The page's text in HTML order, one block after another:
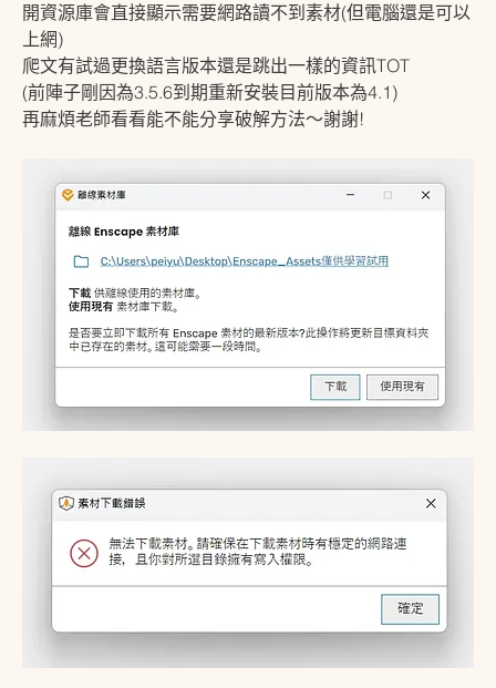
開資源庫會直接顯示需要網路讀不到素材(但電腦還是可以
上網)
爬文有試過更換語言版本還是跳出一樣的資訊TOT
(前陣子剛因為3.5.6到期重新安裝目前版本為4.1)
再麻煩老師看看能不能分享破解方法～謝謝!